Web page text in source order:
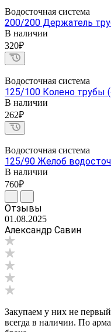
Водосточная система
200/200 Держатель
В наличии
320₽
Водосточная система
125/100 Колено трубы
В наличии
262₽
Водосточная система
125/90 Желоб
В наличии
760₽
Отзывы
01.08.2025
Александр Савин
Закупаем у них не
всегда в наличии. По